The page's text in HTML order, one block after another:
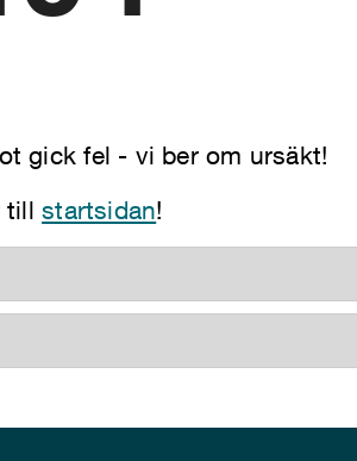
gick fel - vi ber om ursäkt!
tillstartsidan!